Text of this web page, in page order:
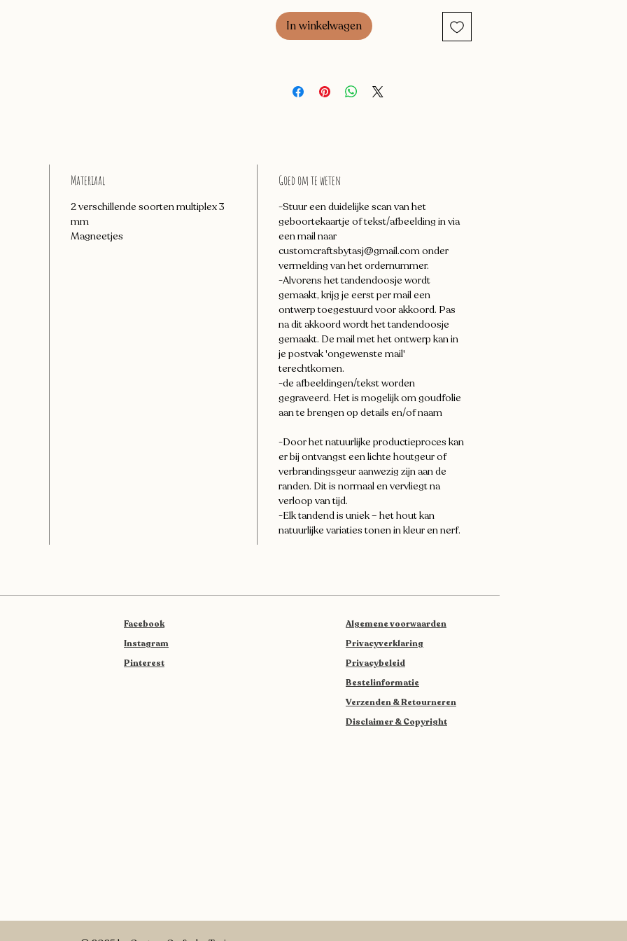
In winkelwagen
Materiaal
2 verschillende soorten multiplex 3
mm
Magneetjes
Goed om te weten
-Stuur een duidelijke scan van het
geboortekaartje of tekst/afbeelding in via
een mail naar
customcraftsbytasj@gmail.com onder
vermelding van het ordernummer.
-Alvorens het tandendoosje wordt
gemaakt, krijg je eerst per mail een
ontwerp toegestuurd voor akkoord. Pas
na dit akkoord wordt het tandendoosje
gemaakt. De mail met het ontwerp kan in
je postvak 'ongewenste mail'
terechtkomen.
-de afbeeldingen/tekst worden
gegraveerd. Het is mogelijk om goudfolie
aan te brengen op details en/of naam
-Door het natuurlijke productieproces kan
er bij ontvangst een lichte houtgeur of
verbrandingsgeur aanwezig zijn aan de
randen. Dit is normaal en vervliegt na
verloop van tijd.
-Elk tandend is uniek – het hout kan
natuurlijke variaties tonen in kleur en nerf.
Facebook
Instagram
Pinterest
Algemene voorwaarden
Privacyverklaring
Privacybeleid
Bestelinformatie
Verzenden & Retourneren
​Disclaimer & Copyright​